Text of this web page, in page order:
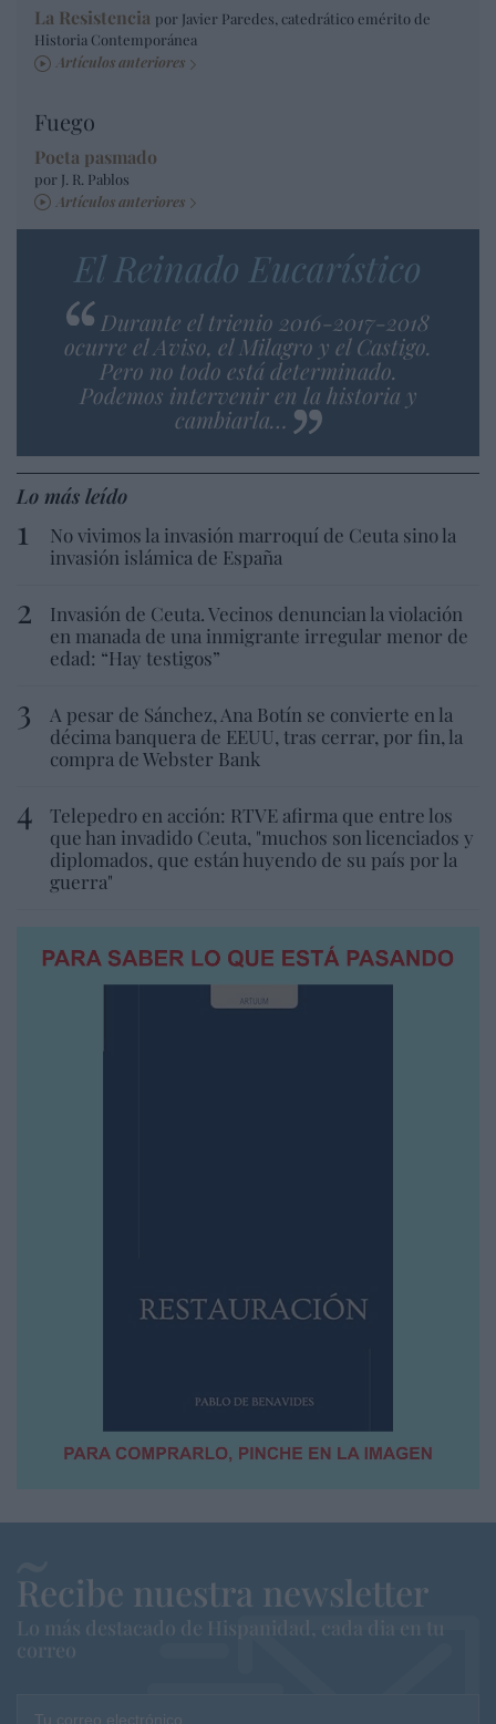
La Resistencia por Javier Paredes, catedrático emérito de
Historia Contemporánea
Artículos anteriores
Fuego
Poeta pasmado
por J. R. Pablos
Artículos anteriores
El Reinado Eucarístico
Durante el trienio 2016-2017-2018
ocurre el Aviso, el Milagro y el Castigo.
Pero no todo está determinado.
Podemos intervenir en la historia y
cambiarla…
Lo más leído
No vivimos la invasión marroquí de Ceuta sino la
invasión islámica de España
Invasión de Ceuta. Vecinos denuncian la violación
en manada de una inmigrante irregular menor de
edad: “Hay testigos”
A pesar de Sánchez, Ana Botín se convierte en la
décima banquera de EEUU, tras cerrar, por fin, la
compra de Webster Bank
Telepedro en acción: RTVE afirma que entre los
que han invadido Ceuta, "muchos son licenciados y
diplomados, que están huyendo de su país por la
guerra"
Recibe nuestra newsletter
Lo más destacado de Hispanidad, cada dia en tu
correo
Tu correo electrónico...